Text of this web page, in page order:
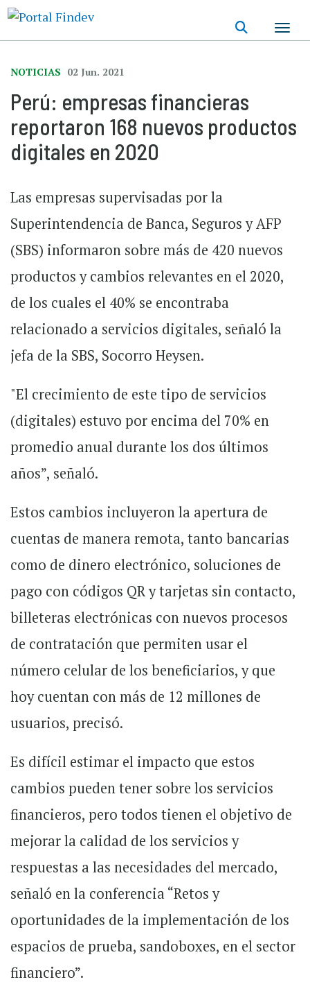
NOTICIAS 02 Jun. 2021
Perú: empresas financieras
reportaron 168 nuevos productos
digitales en 2020
Las empresas supervisadas por la
Superintendencia de Banca, Seguros y AFP
(SBS) informaron sobre más de 420 nuevos
productos y cambios relevantes en el 2020,
de los cuales el 40% se encontraba
relacionado a servicios digitales, señaló la
jefa de la SBS, Socorro Heysen.
"El crecimiento de este tipo de servicios
(digitales) estuvo por encima del 70% en
promedio anual durante los dos últimos
años”, señaló.
Estos cambios incluyeron la apertura de
cuentas de manera remota, tanto bancarias
como de dinero electrónico, soluciones de
pago con códigos QR y tarjetas sin contacto,
billeteras electrónicas con nuevos procesos
de contratación que permiten usar el
número celular de los beneficiarios, y que
hoy cuentan con más de 12 millones de
usuarios, precisó.
Es difícil estimar el impacto que estos
cambios pueden tener sobre los servicios
financieros, pero todos tienen el objetivo de
mejorar la calidad de los servicios y
respuestas a las necesidades del mercado,
señaló en la conferencia “Retos y
oportunidades de la implementación de los
espacios de prueba, sandoboxes, en el sector
financiero”.